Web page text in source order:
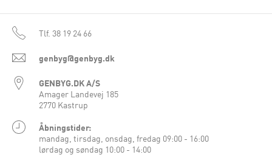
Tlf. 38 19 24 66
genbyg@genbyg.dk
GENBYG.DK A/S
Amager Landevej 185
2770 Kastrup
Åbningstider:
mandag, tirsdag, onsdag, fredag 09:00 - 16:00
lørdag og søndag 10:00 - 14:00